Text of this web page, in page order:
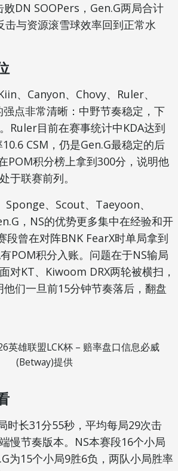
DN SOOPers，Gen.G两局合计
击与资源滚雪球效率回到正常水
、Canyon、Chovy、Ruler、
点非常清晰：中野节奏稳定，下
Ruler目前在赛事统计中KDA达到
CSM，仍是Gen.G最稳定的后
POM积分榜上拿到300分，说明他
于联赛前列。
Sponge、Scout、Taeyoon、
，NS的优势更多集中在经验和开
段曾在对阵BNK FearX时单局拿到
POM积分入账。问题在于NS输局
对KT、Kiwoom DRX两轮被横扫，
们一旦前15分钟节奏落后，翻盘
英雄联盟LCK杯 – 赔率盘口信息必威
(Betway)提供
时长31分55秒，平均每局29次击
慢节奏版本。NS本赛段16个小局
为15个小局9胜6负，两队小局胜率